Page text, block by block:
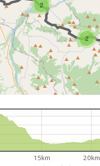
2
2
15km 20km